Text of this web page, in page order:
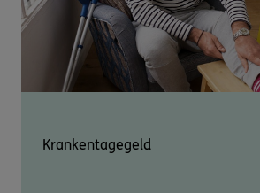
Krankentagegeld